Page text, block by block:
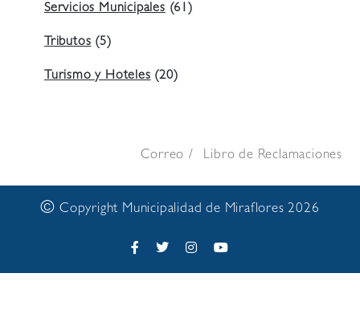
Servicios Municipales (61)
Tributos (5)
Turismo y Hoteles (20)
Correo Libro de Reclamaciones
© Copyright Municipalidad de Miraflores 2026